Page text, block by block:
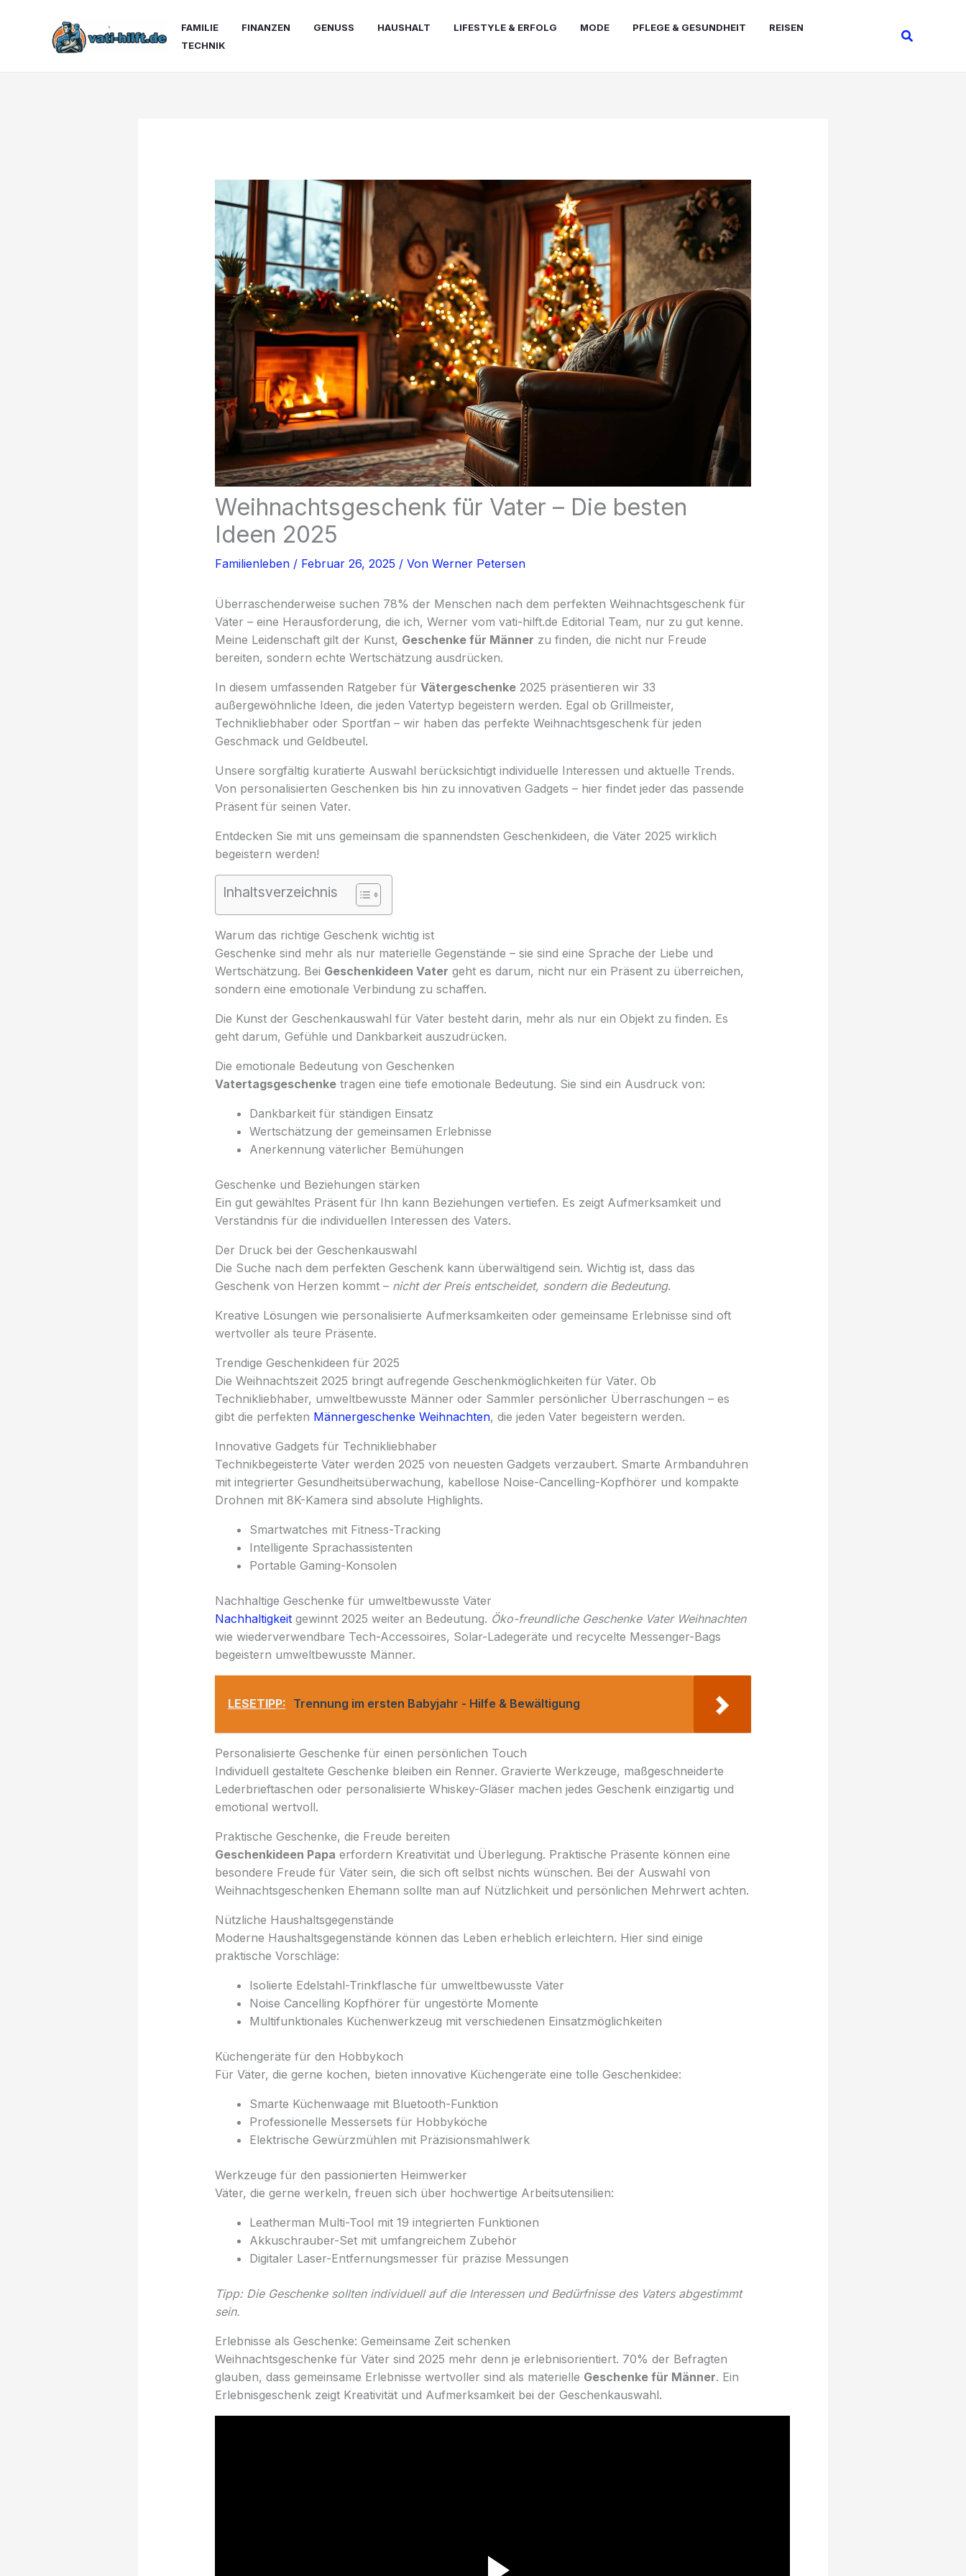
FAMILIE FINANZEN GENUSS HAUSHALT LIFESTYLE & ERFOLG MODE PFLEGE & GESUNDHEIT
REISEN
TECHNIK
Suchen
Weihnachtsgeschenk für Vater – Die besten
Ideen 2025
Familienleben/ Februar 26, 2025 / Von Werner Petersen
Überraschenderweise suchen 78% der Menschen nach dem perfekten Weihnachtsgeschenk für
Väter – eine Herausforderung, die ich, Werner vom vati-hilft.de Editorial Team, nur zu gut kenne.
Meine Leidenschaft gilt der Kunst, Geschenke für Männer zu finden, die nicht nur Freude
bereiten, sondern echte Wertschätzung ausdrücken.
In diesem umfassenden Ratgeber für Vätergeschenke2025 präsentieren wir 33
außergewöhnliche Ideen, die jeden Vatertyp begeistern werden. Egal ob Grillmeister,
Technikliebhaber oder Sportfan – wir haben das perfekte Weihnachtsgeschenk für jeden
Geschmack und Geldbeutel.
Unsere sorgfältig kuratierte Auswahl berücksichtigt individuelle Interessen und aktuelle Trends.
Von personalisierten Geschenken bis hin zu innovativen Gadgets – hier findet jeder das passende
Präsent für seinen Vater.
Entdecken Sie mit uns gemeinsam die spannendsten Geschenkideen, die Väter 2025 wirklich
begeistern werden!
Inhaltsverzeichnis
Warum das richtige Geschenk wichtig ist
Geschenke sind mehr als nur materielle Gegenstände – sie sind eine Sprache der Liebe und
Wertschätzung. Bei Geschenkideen Vater geht es darum, nicht nur ein Präsent zu überreichen,
sondern eine emotionale Verbindung zu schaffen.
Die Kunst der Geschenkauswahl für Väter besteht darin, mehr als nur ein Objekt zu finden. Es
geht darum, Gefühle und Dankbarkeit auszudrücken.
Die emotionale Bedeutung von Geschenken
Vatertagsgeschenketragen eine tiefe emotionale Bedeutung. Sie sind ein Ausdruck von:
Dankbarkeit für ständigen Einsatz
Wertschätzung der gemeinsamen Erlebnisse
Anerkennung väterlicher Bemühungen
Geschenke und Beziehungen stärken
Ein gut gewähltes Präsent für Ihn kann Beziehungen vertiefen. Es zeigt Aufmerksamkeit und
Verständnis für die individuellen Interessen des Vaters.
Der Druck bei der Geschenkauswahl
Die Suche nach dem perfekten Geschenk kann überwältigend sein. Wichtig ist, dass das
Geschenk von Herzen kommt – nicht der Preis entscheidet, sondern die Bedeutung.
Kreative Lösungen wie personalisierte Aufmerksamkeiten oder gemeinsame Erlebnisse sind oft
wertvoller als teure Präsente.
Trendige Geschenkideen für 2025
Die Weihnachtszeit 2025 bringt aufregende Geschenkmöglichkeiten für Väter. Ob
Technikliebhaber, umweltbewusste Männer oder Sammler persönlicher Überraschungen – es
gibt die perfekten Männergeschenke Weihnachten, die jeden Vater begeistern werden.
Innovative Gadgets für Technikliebhaber
Technikbegeisterte Väter werden 2025 von neuesten Gadgets verzaubert. Smarte Armbanduhren
mit integrierter Gesundheitsüberwachung, kabellose Noise-Cancelling-Kopfhörer und kompakte
Drohnen mit 8K-Kamera sind absolute Highlights.
Smartwatches mit Fitness-Tracking
Intelligente Sprachassistenten
Portable Gaming-Konsolen
Nachhaltige Geschenke für umweltbewusste Väter
Nachhaltigkeitgewinnt 2025 weiter an Bedeutung. Öko-freundliche Geschenke Vater Weihnachten
wie wiederverwendbare Tech-Accessoires, Solar-Ladegeräte und recycelte Messenger-Bags
begeistern umweltbewusste Männer.
LESETIPP: Trennung im ersten Babyjahr - Hilfe & Bewältigung
Personalisierte Geschenke für einen persönlichen Touch
Individuell gestaltete Geschenke bleiben ein Renner. Gravierte Werkzeuge, maßgeschneiderte
Lederbrieftaschen oder personalisierte Whiskey-Gläser machen jedes Geschenk einzigartig und
emotional wertvoll.
Praktische Geschenke, die Freude bereiten
Geschenkideen Papa erfordern Kreativität und Überlegung. Praktische Präsente können eine
besondere Freude für Väter sein, die sich oft selbst nichts wünschen. Bei der Auswahl von
Weihnachtsgeschenken Ehemann sollte man auf Nützlichkeit und persönlichen Mehrwert achten.
Nützliche Haushaltsgegenstände
Moderne Haushaltsgegenstände können das Leben erheblich erleichtern. Hier sind einige
praktische Vorschläge:
Isolierte Edelstahl-Trinkflasche für umweltbewusste Väter
Noise Cancelling Kopfhörer für ungestörte Momente
Multifunktionales Küchenwerkzeug mit verschiedenen Einsatzmöglichkeiten
Küchengeräte für den Hobbykoch
Für Väter, die gerne kochen, bieten innovative Küchengeräte eine tolle Geschenkidee:
Smarte Küchenwaage mit Bluetooth-Funktion
Professionelle Messersets für Hobbyköche
Elektrische Gewürzmühlen mit Präzisionsmahlwerk
Werkzeuge für den passionierten Heimwerker
Väter, die gerne werkeln, freuen sich über hochwertige Arbeitsutensilien:
Leatherman Multi-Tool mit 19 integrierten Funktionen
Akkuschrauber-Set mit umfangreichem Zubehör
Digitaler Laser-Entfernungsmesser für präzise Messungen
Tipp: Die Geschenke sollten individuell auf die Interessen und Bedürfnisse des Vaters abgestimmt
sein.
Erlebnisse als Geschenke: Gemeinsame Zeit schenken
Weihnachtsgeschenke für Väter sind 2025 mehr denn je erlebnisorientiert. 70% der Befragten
glauben, dass gemeinsame Erlebnisse wertvoller sind als materielle Geschenke für Männer. Ein
Erlebnisgeschenk zeigt Kreativität und Aufmerksamkeit bei der Geschenkauswahl.